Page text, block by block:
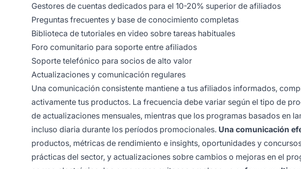
Gestores de cuentas dedicados para el 10-20% superior de afiliados
Preguntas frecuentes y base de conocimiento completas
Biblioteca de tutoriales en video sobre tareas habituales
Foro comunitario para soporte entre afiliados
Soporte telefónico para socios de alto valor
Actualizaciones y comunicación regulares
Una comunicación consistente mantiene a tus afiliados informados,
activamente tus productos. La frecuencia debe variar según el tipo de
de actualizaciones mensuales, mientras que los programas basados en
incluso diaria durante los períodos promocionales. Una comunicación
productos, métricas de rendimiento e insights, oportunidades y
prácticas del sector, y actualizaciones sobre cambios o mejoras en el